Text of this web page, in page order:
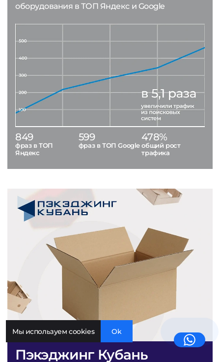
Пэкэджинг Кубань
оборудования в ТОП Яндекс и Google
849
фраз в ТОП
Яндекс
599
фраз в ТОП Google
478%
общий рост
трафика
Мы используем cookies Ok